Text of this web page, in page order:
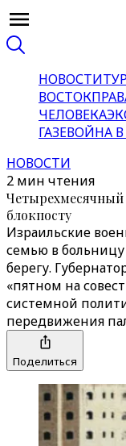
НОВОСТИ
ВОСТОК
ЧЕЛОВЕКА
ГАЗЕВОЙНА
НОВОСТИ
2 мин чтения
Четырехмесячный
блокпосту
Израильские
семью в
берегу.
«пятном на
системной
передвижения
Поделиться